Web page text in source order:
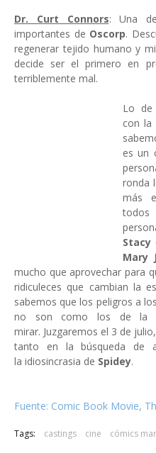
Dr. Curt Connors: Una
importantes de Oscorp.
regenerar tejido humano y
decide ser el primero en
terriblemente mal.
Lo de
con la
es un
ronda
más
Stacy
Mary
mucho que aprovechar para
ridiculeces que cambian la
sabemos que los peligros a
no son como los de la
mirar. Juzgaremos el 3 de
tanto en la búsqueda de
la idiosincrasia de Spidey.
Fuente: Comic Book Movie,
Tags: castings cine cómics